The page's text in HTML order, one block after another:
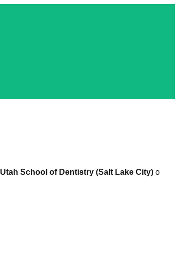
School of Dentistry (Salt Lake City) o